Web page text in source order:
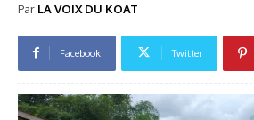
Par LA VOIX DU KOAT
Facebook Twitter